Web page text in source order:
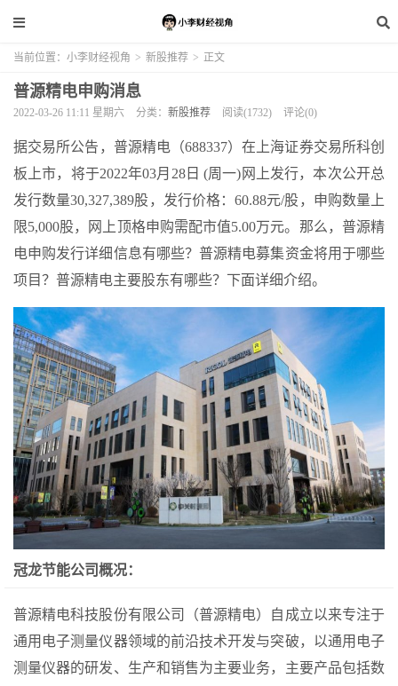
当前位置： 小李财经视角 > 新股推荐 > 正文
普源精电申购消息
2022-03-26 11:11 星期六 分类： 新股推荐 阅读(1732) 评论(0)
据交易所公告，普源精电（688337）在上海证券交易所科创
板上市，将于2022年03月28日 (周一)网上发行，本次公开总
发行数量30,327,389股，发行价格：60.88元/股，申购数量上
限5,000股，网上顶格申购需配市值5.00万元。那么，普源精
电申购发行详细信息有哪些？普源精电募集资金将用于哪些
项目？普源精电主要股东有哪些？下面详细介绍。
冠龙节能公司概况：
普源精电科技股份有限公司（普源精电）自成立以来专注于
通用电子测量仪器领域的前沿技术开发与突破，以通用电子
测量仪器的研发、生产和销售为主要业务，主要产品包括数